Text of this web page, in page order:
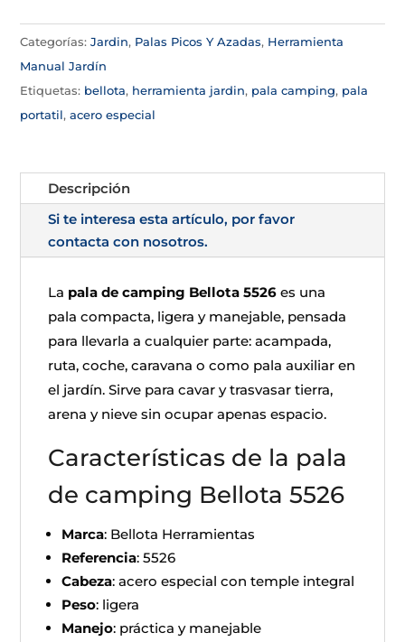
Categorías:Jardin, Palas Picos Y Azadas, Herramienta
Manual Jardín
Etiquetas: bellota, herramienta jardin, pala camping, pala
portatil,acero especial
Descripción
Si te interesa esta artículo, por favor
contacta con nosotros.
La pala de camping Bellota 5526 es una
pala compacta, ligera y manejable, pensada
para llevarla a cualquier parte: acampada,
ruta, coche, caravana o como pala auxiliar en
el jardín. Sirve para cavar y trasvasar tierra,
arena y nieve sin ocupar apenas espacio.
Características de la pala
de camping Bellota 5526
Marca: Bellota Herramientas
Referencia: 5526
Cabeza: acero especial con temple integral
Peso: ligera
Manejo: práctica y manejable